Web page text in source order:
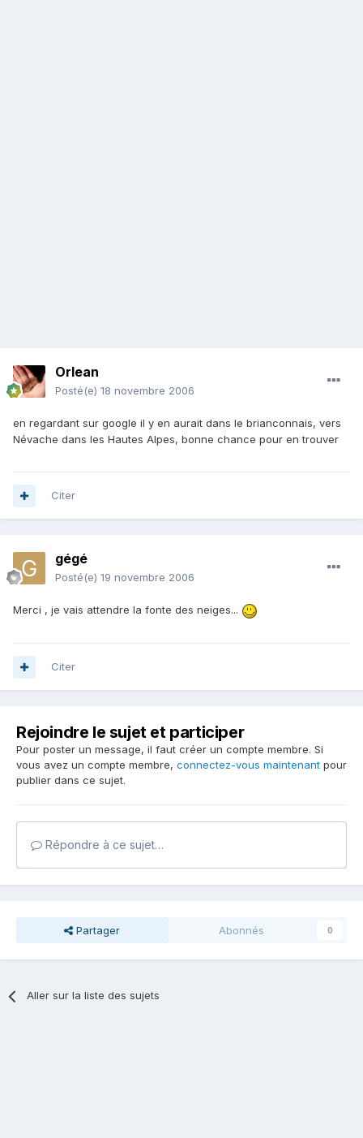
Orlean
Posté(e) 18 novembre 2006
en regardant sur google il y en aurait dans le brianconnais, vers
Névache dans les Hautes Alpes, bonne chance pour en trouver
Citer
gégé
Posté(e) 19 novembre 2006
Merci , je vais attendre la fonte des neiges...
Citer
Rejoindre le sujet et participer
Pour poster un message, il faut créer un compte membre. Si
vous avez un compte membre, connectez-vous maintenant pour
publier dans ce sujet.
Répondre à ce sujet…
Partager Abonnés 0
Aller sur la liste des sujets